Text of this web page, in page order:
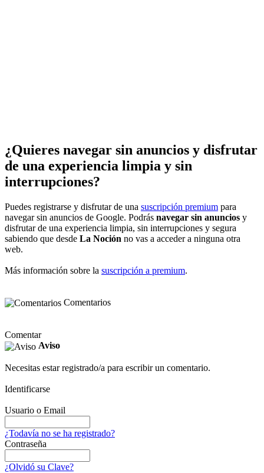
¿Quieres navegar sin anuncios y disfrutar
de una experiencia limpia y sin
interrupciones?
Puedes registrarse y disfrutar de una suscripción premium para
navegar sin anuncios de Google. Podrás navegar sin anuncios y
disfrutar de una experiencia limpia, sin interrupciones y segura
sabiendo que desde La Noción no vas a acceder a ninguna otra
web.
Más información sobre la suscripción a premium.
Comentarios
Comentar
Aviso
Necesitas estar registrado/a para escribir un comentario.
Identificarse
Usuario o Email
¿Todavía no se ha registrado?
Contraseña
¿Olvidó su Clave?